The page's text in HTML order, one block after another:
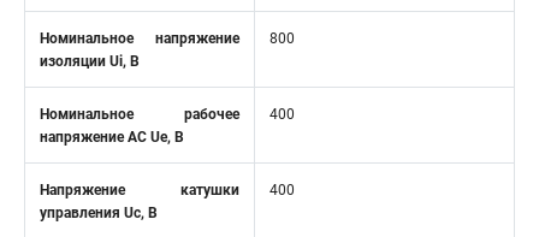
Номинальное напряжение
изоляции Ui, В
800
Номинальное рабочее
напряжение AC Ue, В
400
Напряжение катушки
управления Uc, В
400